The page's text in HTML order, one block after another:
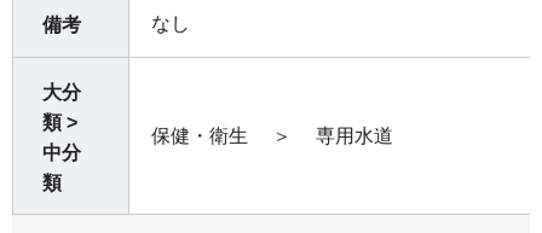
備考 なし
大分
類 >
中分
類
保健・衛生 ＞ 専用水道